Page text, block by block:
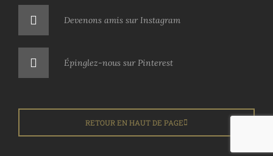
Devenons amis sur Instagram
Épinglez-nous sur Pinterest
RETOUR EN HAUT DE PAGE